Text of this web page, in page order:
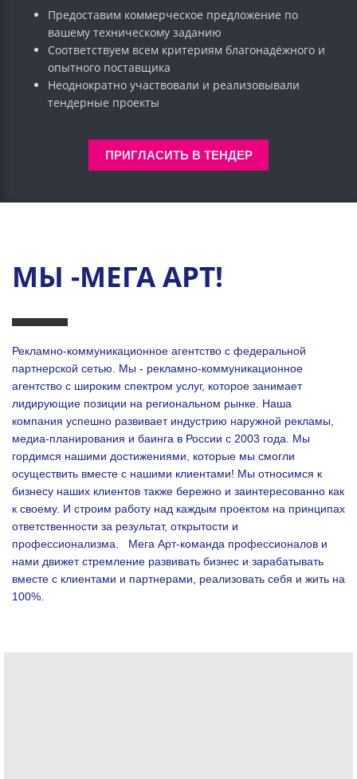
Предоставим коммерческое предложение по
вашему техническому заданию
Соответствуем всем критериям благонадёжного и
опытного поставщика
Неоднократно участвовали и реализовывали
тендерные проекты
ПРИГЛАСИТЬ В ТЕНДЕР
МЫ -МЕГА АРТ!
Рекламно-коммуникационное агентство с федеральной
партнерской сетью. Мы - рекламно-коммуникационное
агентство с широким спектром услуг, которое занимает
лидирующие позиции на региональном рынке. Наша
компания успешно развивает индустрию наружной рекламы,
медиа-планирования и баинга в России с 2003 года. Мы
гордимся нашими достижениями, которые мы смогли
осуществить вместе с нашими клиентами! Мы относимся к
бизнесу наших клиентов также бережно и заинтересованно как
к своему. И строим работу над каждым проектом на принципах
ответственности за результат, открытости и
профессионализма. Мега Арт-команда профессионалов и
нами движет стремление развивать бизнес и зарабатывать
вместе с клиентами и партнерами, реализовать себя и жить на
100%.